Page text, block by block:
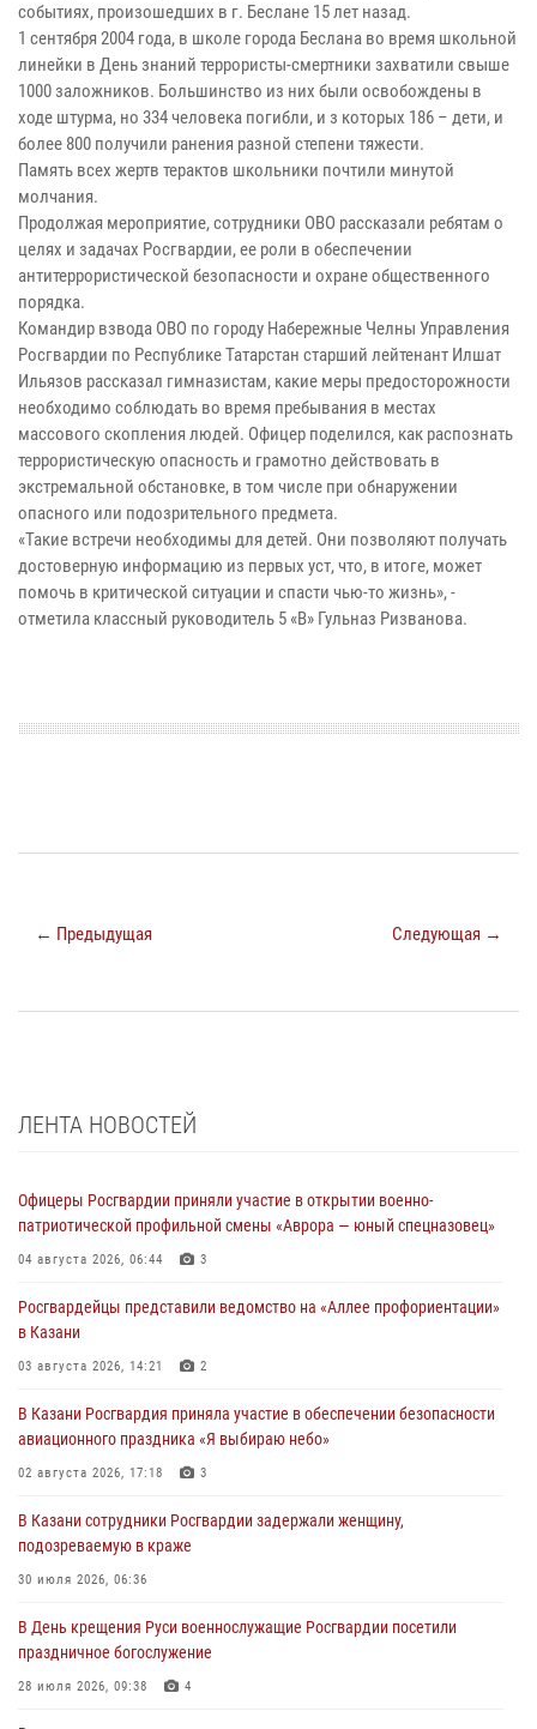
событиях, произошедших в г. Беслане 15 лет назад.
1 сентября 2004 года, в школе города Беслана во время школьной
линейки в День знаний террористы-смертники захватили свыше
1000 заложников. Большинство из них были освобождены в
ходе штурма, но 334 человека погибли, и з которых 186 – дети, и
более 800 получили ранения разной степени тяжести.
Память всех жертв терактов школьники почтили минутой
молчания.
Продолжая мероприятие, сотрудники ОВО рассказали ребятам о
целях и задачах Росгвардии, ее роли в обеспечении
антитеррористической безопасности и охране общественного
порядка.
Командир взвода ОВО по городу Набережные Челны Управления
Росгвардии по Республике Татарстан старший лейтенант Илшат
Ильязов рассказал гимназистам, какие меры предосторожности
необходимо соблюдать во время пребывания в местах
массового скопления людей. Офицер поделился, как распознать
террористическую опасность и грамотно действовать в
экстремальной обстановке, в том числе при обнаружении
опасного или подозрительного предмета.
«Такие встречи необходимы для детей. Они позволяют получать
достоверную информацию из первых уст, что, в итоге, может
помочь в критической ситуации и спасти чью-то жизнь», -
отметила классный руководитель 5 «В» Гульназ Ризванова.
← Предыдущая Следующая →
ЛЕНТА НОВОСТЕЙ
Офицеры Росгвардии приняли участие в открытии военно-
патриотической профильной смены «Аврора — юный спецназовец»
04 августа 2026, 06:44 3
Росгвардейцы представили ведомство на «Аллее профориентации»
в Казани
03 августа 2026, 14:21 2
В Казани Росгвардия приняла участие в обеспечении безопасности
авиационного праздника «Я выбираю небо»
02 августа 2026, 17:18 3
В Казани сотрудники Росгвардии задержали женщину,
подозреваемую в краже
30 июля 2026, 06:36
В День крещения Руси военнослужащие Росгвардии посетили
праздничное богослужение
28 июля 2026, 09:38 4